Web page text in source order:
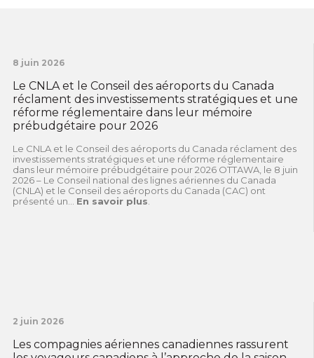
8 juin 2026
Le CNLA et le Conseil des aéroports du Canada
réclament des investissements stratégiques et une
réforme réglementaire dans leur mémoire
prébudgétaire pour 2026
Le CNLA et le Conseil des aéroports du Canada réclament des
investissements stratégiques et une réforme réglementaire
dans leur mémoire prébudgétaire pour 2026 OTTAWA, le 8 juin
2026 – Le Conseil national des lignes aériennes du Canada
(CNLA) et le Conseil des aéroports du Canada (CAC) ont
présenté un... En savoir plus
2 juin 2026
Les compagnies aériennes canadiennes rassurent